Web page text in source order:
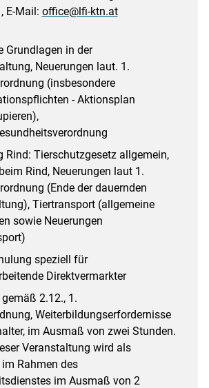
E-Mail: office@lfi-ktn.at
Grundlagen in der
Neuerungen laut. 1.
(insbesondere
- Aktionsplan
Rind: Tierschutzgesetz allgemein,
Rind, Neuerungen laut 1.
(Ende der dauernden
Tiertransport (allgemeine
sowie Neuerungen
speziell für
Direktvermarkter
2.12., 1.
Weiterbildungserfordernisse
im Ausmaß von zwei Stunden.
Veranstaltung wird als
Rahmen des
im Ausmaß von 2